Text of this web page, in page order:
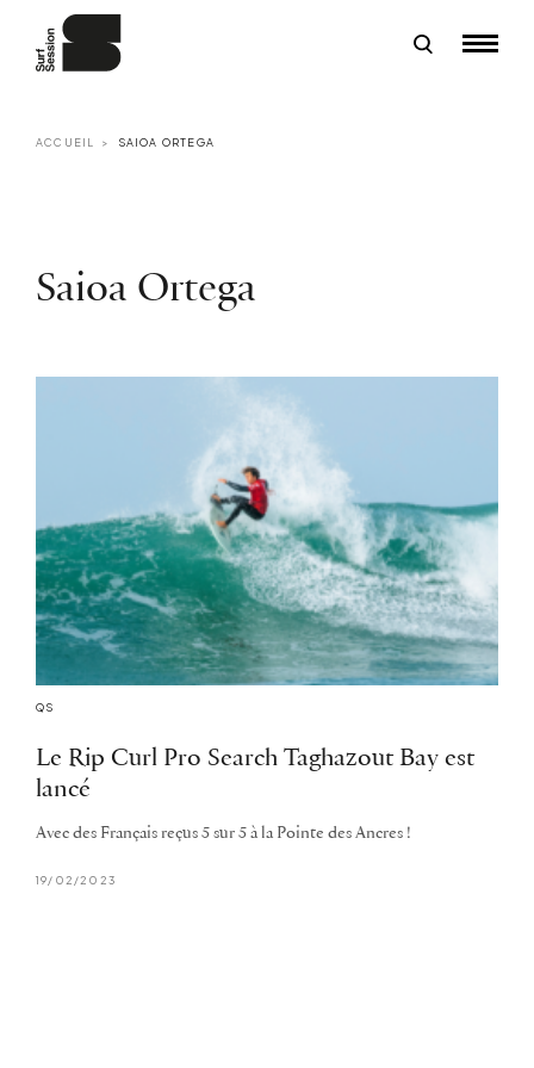
ACCUEIL SAIOA ORTEGA
Saioa Ortega
QS
Le Rip Curl Pro Search Taghazout Bay est
lancé
Avec des Français reçus 5 sur 5 à la Pointe des Ancres !
19/02/2023